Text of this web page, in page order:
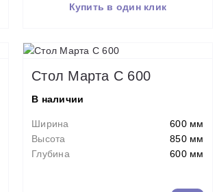
Купить в один клик
Стол Марта С 600
В наличии
Ширина
600 мм
Высота
850 мм
Глубина
600 мм